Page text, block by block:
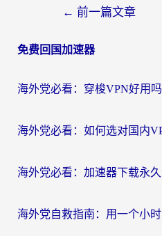
导
← 前一篇文章
免费回国加速器